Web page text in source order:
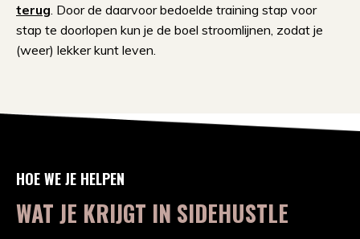
terug . Door de daarvoor bedoelde training stap voor
stap te doorlopen kun je de boel stroomlijnen, zodat je
(weer) lekker kunt leven.
HOE WE JE HELPEN
WAT JE KRIJGT IN SIDEHUSTLE